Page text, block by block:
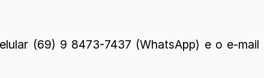
(69) 9 8473-7437 (WhatsApp) e o e-mail